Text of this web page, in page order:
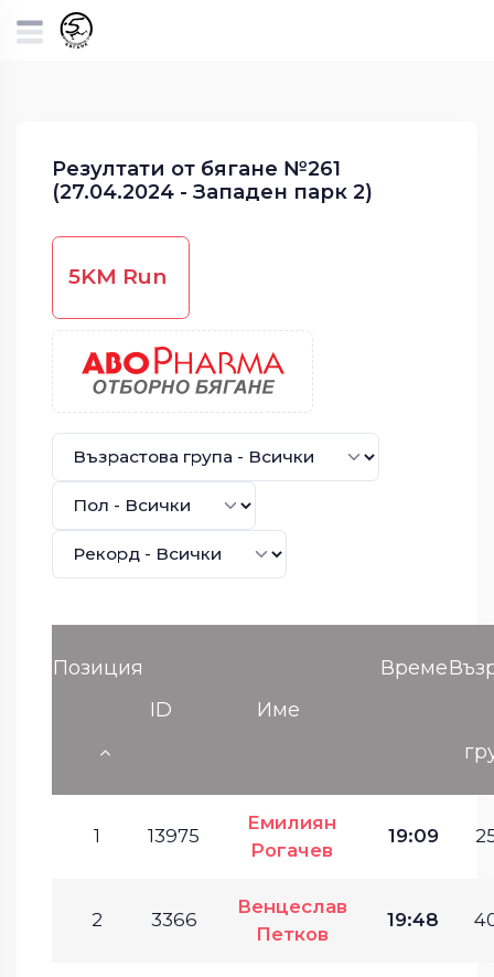
Резултати от бягане №261
(27.04.2024 - Западен парк 2)
5KM Run
Позиция
ID
Име
Време
1 13975
Емилиян
Рогачев
19:09
2 3366
Венцеслав
Петков
19:48